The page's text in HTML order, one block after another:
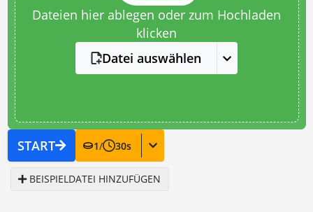
Dateien hier ablegen oder zum Hochladen
klicken
Datei auswählen
START 1/ 30s
BEISPIELDATEI HINZUFÜGEN